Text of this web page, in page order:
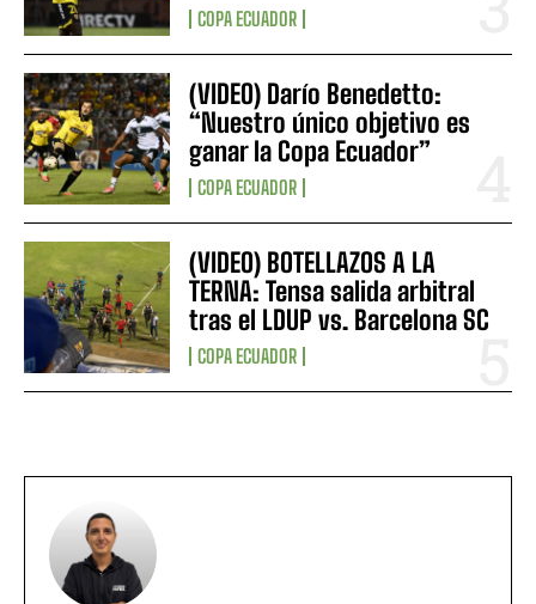
COPA ECUADOR
(VIDEO) Darío Benedetto:
“Nuestro único objetivo es
ganar la Copa Ecuador”
COPA ECUADOR
(VIDEO) BOTELLAZOS A LA
TERNA: Tensa salida arbitral
tras el LDUP vs. Barcelona SC
COPA ECUADOR